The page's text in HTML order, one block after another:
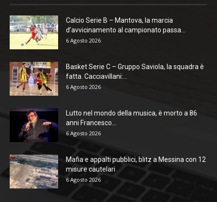
Calcio Serie B – Mantova, la marcia
d’avvicinamento al campionato passa...
6 Agosto 2026
Basket Serie C – Gruppo Saviola, la squadra è
fatta. Cacciavillani:...
6 Agosto 2026
Lutto nel mondo della musica, è morto a 86
anni Francesco...
6 Agosto 2026
Mafia e appalti pubblici, blitz a Messina con 12
misure cautelari
6 Agosto 2026